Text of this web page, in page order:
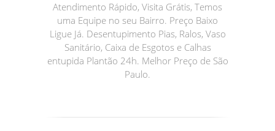
Atendimento Rápido, Visita Grátis, Temos
uma Equipe no seu Bairro. Preço Baixo
Ligue Já. Desentupimento Pias, Ralos, Vaso
Sanitário, Caixa de Esgotos e Calhas
entupida Plantão 24h. Melhor Preço de São
Paulo.